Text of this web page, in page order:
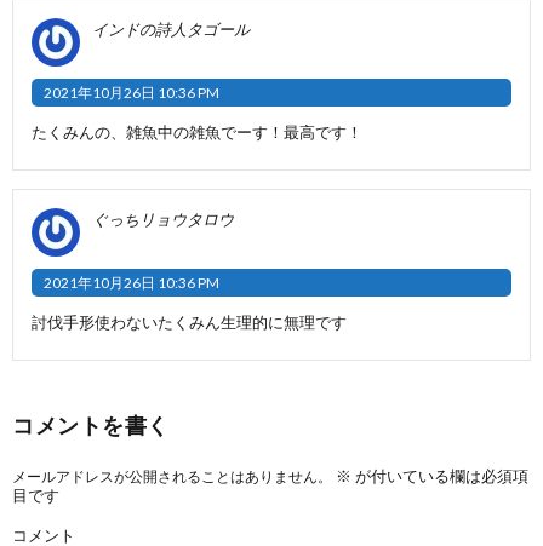
インドの詩人タゴール
2021年10月26日 10:36 PM
たくみんの、雑魚中の雑魚でーす！最高です！
ぐっちリョウタロウ
2021年10月26日 10:36 PM
討伐手形使わないたくみん生理的に無理です
コメントを書く
メールアドレスが公開されることはありません。 ※ が付いている欄は必須項
目です
コメント